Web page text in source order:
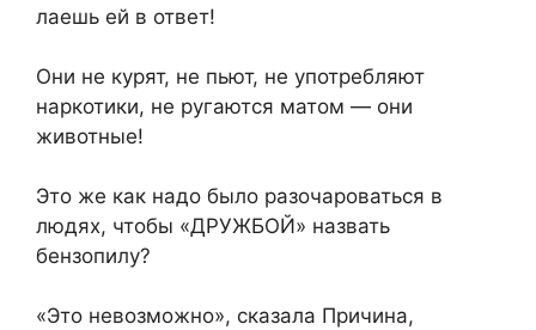
лаешь ей в ответ!
Они не курят, не пьют, не употребляют
наркотики, не ругаются матом — они
животные!
Это же как надо было разочароваться в
людях, чтобы «ДРУЖБОЙ» назвать
бензопилу?
«Это невозможно», сказала Причина,